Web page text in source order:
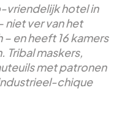
vriendelijk hotel in
niet ver van het
en heeft 16 kamers
Tribal maskers,
met patronen
chique